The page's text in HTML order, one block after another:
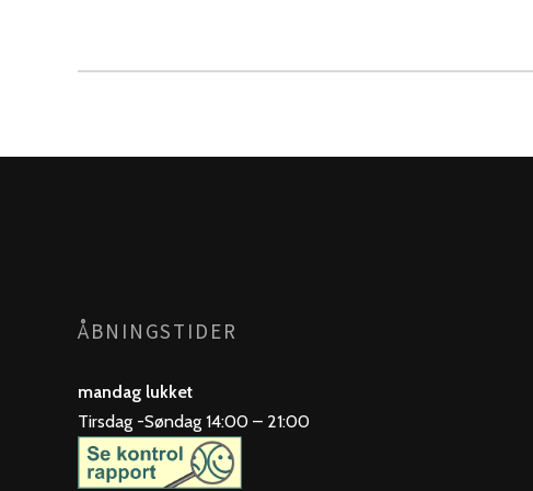
ÅBNINGSTIDER
mandag lukket
Tirsdag -Søndag 14:00 – 21:00